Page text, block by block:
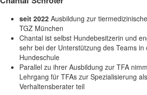
seit 2022 Ausbildung zur
TGZ München
Chantal ist selbst Hundebesitzerin und
sehr bei der Unterstützung des Teams in
Hundeschule
Parallel zu ihrer Ausbildung zur TFA
Lehrgang für TFAs zur Spezialisierung
Verhaltensberater teil